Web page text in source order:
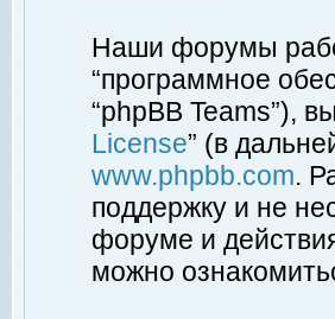
Наши форумы
“программное
“phpBB Teams”),
License” (в
www.phpbb.com.
поддержку и не
форуме и
можно